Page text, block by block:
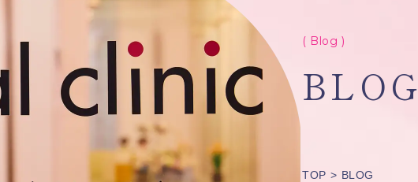
( Blog )
BLOG
TOP BLOG